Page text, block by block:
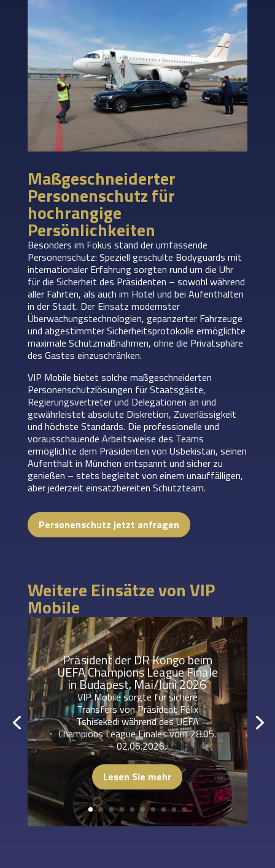
Maßgeschneiderter
Personenschutz für
hochrangige
Persönlichkeiten
Besonders im Fokus stand der umfassende
Personenschutz: Speziell geschulte Bodyguards mit
internationaler Erfahrung sorgten rund um die Uhr
für die Sicherheit des Präsidenten – sowohl während
aller Fahrten, als auch im Hotel und bei Aufenthalten
in der Stadt. Der Einsatz modernster
Überwachungstechnologien, gepanzerter Fahrzeuge
und abgestimmter Sicherheitsprotokolle ermöglichte
maximale Schutzmaßnahmen, ohne die Privatsphäre
des Gastes einzuschränken.
VIP Mobile bietet solche maßgeschneiderten
Personenschutzlösungen für Staatsgäste,
Regierungsvertreter und Delegationen an und
gewährleistet absolute Diskretion, Zuverlässigkeit
und höchste Standards. Die professionelle und
vorausschauende Arbeitsweise des Teams
ermöglichte dem Präsidenten von Usbekistan, seinen
Aufenthalt in München entspannt und sicher zu
genießen – stets begleitet von einem unauffälligen,
aber jederzeit einsatzbereiten Schutzteam.
Personenschutz jetzt anfragen
Weitere Einsätze von VIP
Mobile
Präsident der DR Kongo beim
UEFA Champions League Finale
in Budapest, Mai/Juni 2026
VIP Mobile sorgte für sichere
Transfers von Präsident Félix
Tshisekedi während des UEFA
Champions League Finales vom 28.05.
– 02.06.2026.
Lesen Sie mehr